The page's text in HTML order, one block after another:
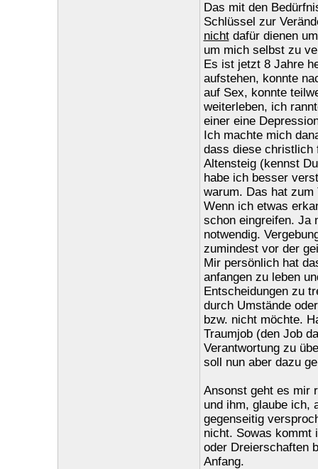
Das mit den
Schlüssel zur
nichtdafür dienen
um mich selbst zu
Es ist jetzt 8 Jahre
aufstehen, konnte
auf Sex, konnte
weiterleben, ich
einer eine
Ich machte mich
dass diese christlich
Altensteig (kennst
habe ich besser
warum. Das hat
Wenn ich etwas
schon eingreifen. Ja
notwendig.
zumindest vor der
Mir persönlich hat
anfangen zu leben
Entscheidungen zu
durch Umstände
bzw. nicht möchte.
Traumjob (den Job
Verantwortung zu
soll nun aber dazu
Ansonst geht es mir
und ihm, glaube ich,
gegenseitig
nicht. Sowas kommt
oder Dreierschaften
Anfang.